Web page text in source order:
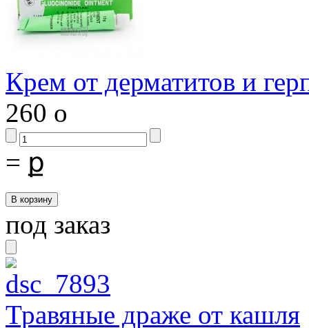
Крем от дерматитов и
260 o
= ք
под заказ
Травяные драже от кашля